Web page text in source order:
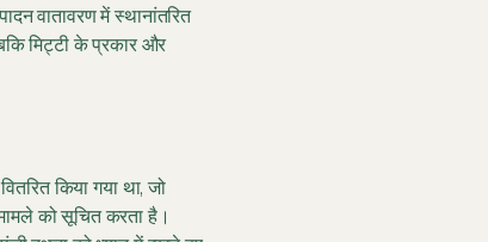
वातावरण में स्थानांतरित
मिट्टी के प्रकार और
किया गया था, जो
को सूचित करता है।